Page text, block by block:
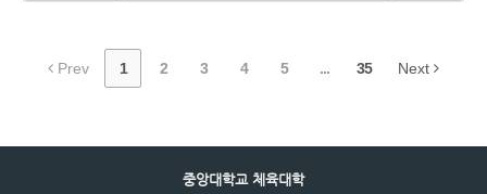
Prev 1 2 3 4 5 ... 35 Next
중앙대학교 체육대학